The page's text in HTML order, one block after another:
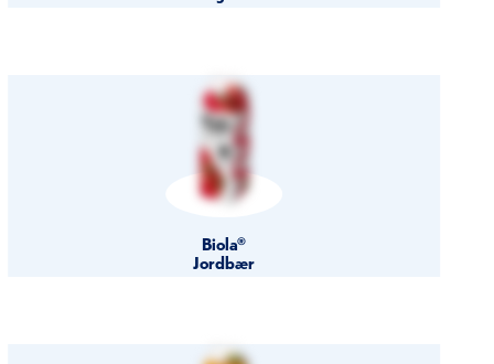
Biola®
Jordbær